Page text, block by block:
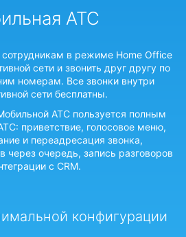
АТС
в режиме Home Office
сети и звонить друг другу по
номерам. Все звонки внутри
сети бесплатны.
АТС пользуется полным
приветствие, голосовое меню,
и переадресация звонка,
через очередь, запись разговоров
с CRM.
конфигурации